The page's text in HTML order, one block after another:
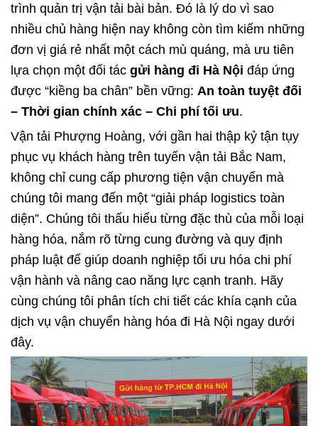
trình quản trị vận tải bài bản. Đó là lý do vì sao
nhiều chủ hàng hiện nay không còn tìm kiếm những
đơn vị giá rẻ nhất một cách mù quáng, mà ưu tiên
lựa chọn một đối tác gửi hàng đi Hà Nội đáp ứng
được “kiềng ba chân” bền vững: An toàn tuyệt đối
– Thời gian chính xác – Chi phí tối ưu.
Vận tải Phượng Hoàng, với gần hai thập kỷ tận tụy
phục vụ khách hàng trên tuyến vận tải Bắc Nam,
không chỉ cung cấp phương tiện vận chuyển mà
chúng tôi mang đến một “giải pháp logistics toàn
diện”. Chúng tôi thấu hiểu từng đặc thù của mỗi loại
hàng hóa, nắm rõ từng cung đường và quy định
pháp luật để giúp doanh nghiệp tối ưu hóa chi phí
vận hành và nâng cao năng lực cạnh tranh. Hãy
cùng chúng tôi phân tích chi tiết các khía cạnh của
dịch vụ vận chuyển hàng hóa đi Hà Nội ngay dưới
đây.